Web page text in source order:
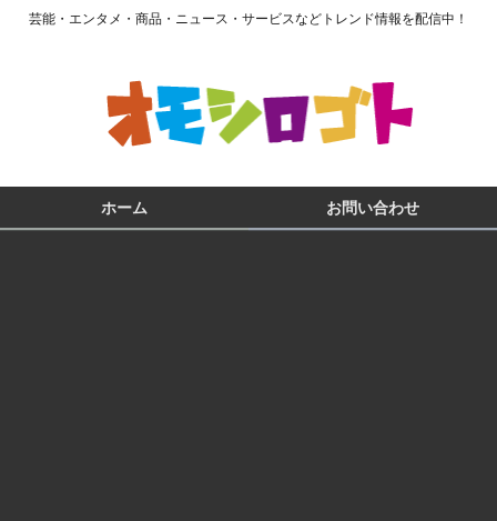
芸能・エンタメ・商品・ニュース・サービスなどトレンド情報を配信中！
ホーム お問い合わせ